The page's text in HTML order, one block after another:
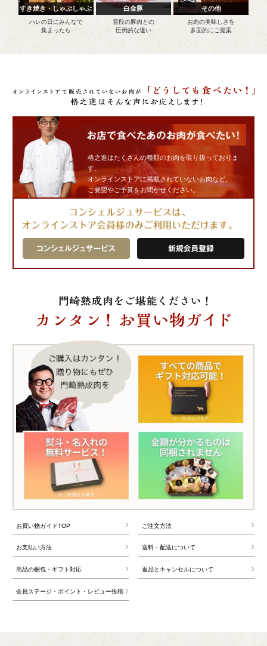
すき焼き・しゃぶしゃぶ
ハレの日にみんなで
集まったら
白金豚
普段の豚肉との
圧倒的な違い
その他
お肉の美味しさを
多面的にご提案
格之進はたくさんの種類のお肉を取り扱っておりま
す。
オンラインストアに掲載されていないお肉など、
ご要望やご予算をお聞かせください。
お買い物ガイドTOP ご注文方法
お支払い方法 送料・配送について
商品の梱包・ギフト対応 返品とキャンセルについて
会員ステージ・ポイント・レビュー投稿